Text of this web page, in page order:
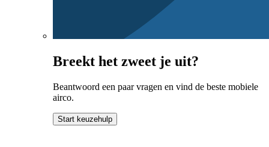
Breekt het zweet je uit?
Beantwoord een paar vragen en vind de beste mobiele
airco.
Start keuzehulp